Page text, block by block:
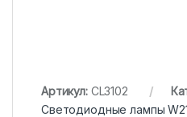
Артикул: CL3102
Светодиодные лампы